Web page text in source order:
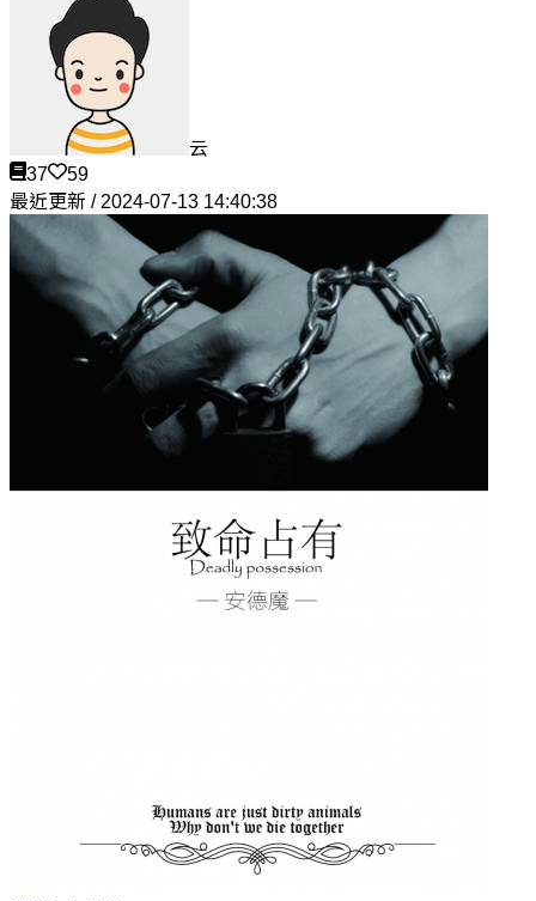
云
37
59
最近更新 / 2024-07-13 14:40:38